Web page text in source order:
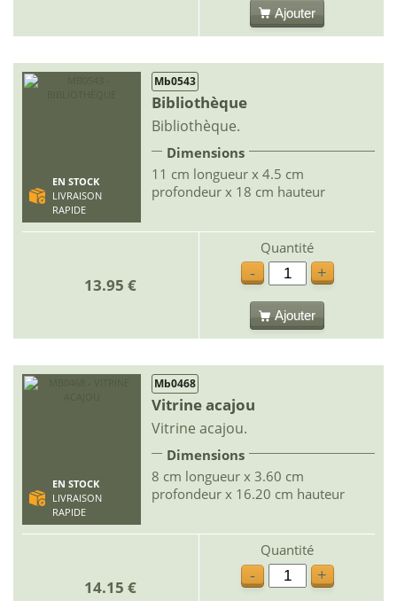
Ajouter
EN STOCK
LIVRAISON
RAPIDE
Mb0543
Bibliothèque
Bibliothèque.
Dimensions
11 cm longueur x 4.5 cm
profondeur x 18 cm hauteur
13.95 €
Quantité
-
+
Ajouter
EN STOCK
LIVRAISON
RAPIDE
Mb0468
Vitrine acajou
Vitrine acajou.
Dimensions
8 cm longueur x 3.60 cm
profondeur x 16.20 cm hauteur
14.15 €
Quantité
-
+